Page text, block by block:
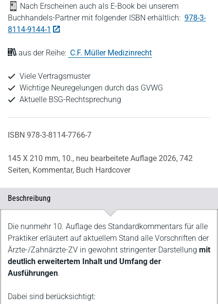
Nach Erscheinen auch als E-Book bei unserem
Buchhandels-Partner mit folgender ISBN erhältlich: 978-3-
8114-9144-1
aus der Reihe: C.F. Müller Medizinrecht
Viele Vertragsmuster
Wichtige Neuregelungen durch das GVWG
Aktuelle BSG-Rechtsprechung
ISBN 978-3-8114-7766-7
145 X 210 mm, 10., neu bearbeitete Auflage 2026, 742
Seiten, Kommentar, Buch Hardcover
Beschreibung
Beschreibung
Die nunmehr 10. Auflage des Standardkommentars für alle
Praktiker erläutert auf aktuellem Stand alle Vorschriften der
Ärzte-/Zahnärzte-ZV in gewohnt stringenter Darstellung mit
deutlich erweitertem Inhalt und Umfang der
Ausführungen.
Dabei sind berücksichtigt: